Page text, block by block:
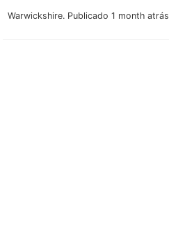
Warwickshire. Publicado 1 month atrás